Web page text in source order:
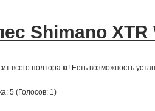
Shimano XTR
всего полтора кг! Есть возможность
5 (Голосов: 1)